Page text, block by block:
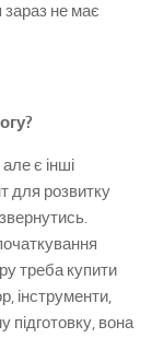
зараз не має
є інші
для розвитку
треба купити
інструменти,
підготовку, вона